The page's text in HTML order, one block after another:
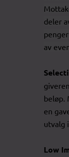
deler
av
beløp.
en
utvalg
Low